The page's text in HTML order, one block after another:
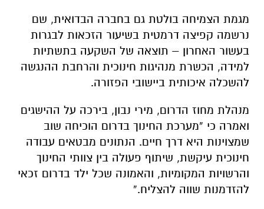
מגמת הצמיחה בולטת גם בחברה הבדואית, שם
נרשמה קפיצה דרמטית בשיעור הזכאות לבגרות
בעשור האחרון – תוצאה של השקעה בתשתיות
למידה, הכשרת מנהיגות חינוכית והרחבת ההנגשה
להשכלה איכותית ביישובי הפזורה.
מנהלת מחוז הדרום, מירי נבון, בירכה על ההישגים
ואמרה כי “מערכת החינוך בדרום הוכיחה שוב
שמצוינות היא דרך חיים. הנתונים מבטאים עבודה
חינוכית עיקשת, שיתוף פעולה בין צוותי החינוך
והרשויות המקומיות, והאמונה שכל ילד בדרום זכאי
להזדמנות שווה להצליח.”